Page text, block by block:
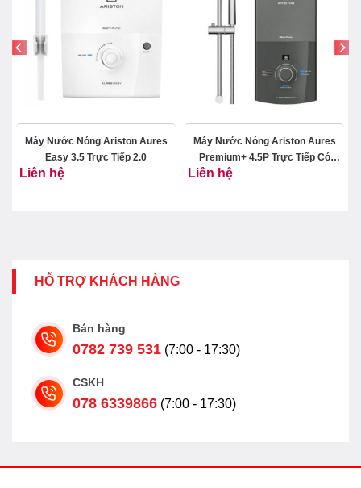
Máy Nước Nóng Ariston Aures
Easy 3.5 Trực Tiếp 2.0
Liên hệ
Máy Nước Nóng Ariston Aures
Premium+ 4.5P Trực Tiếp Có
Liên hệ
HỖ TRỢ KHÁCH HÀNG
Bán hàng
0782 739 531 (7:00 - 17:30)
CSKH
078 6339866 (7:00 - 17:30)